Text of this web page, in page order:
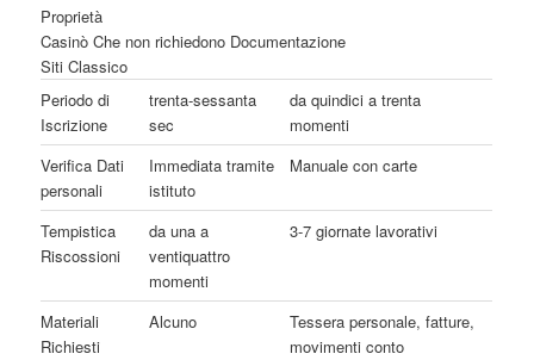
Proprietà
Casinò Che non richiedono Documentazione
Siti Classico
Periodo di
Iscrizione
trenta-sessanta
sec
da quindici a trenta
momenti
Verifica Dati
personali
Immediata tramite
istituto
Manuale con carte
Tempistica
Riscossioni
da una a
ventiquattro
momenti
3-7 giornate lavorativi
Materiali
Richiesti
Alcuno
Tessera personale, fatture,
movimenti conto